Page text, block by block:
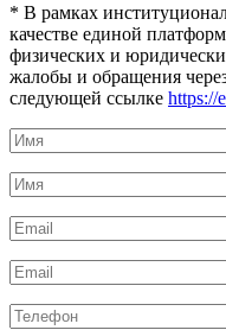
* В рамках
качестве единой
физических и
жалобы и обращения
следующей ссылке https://